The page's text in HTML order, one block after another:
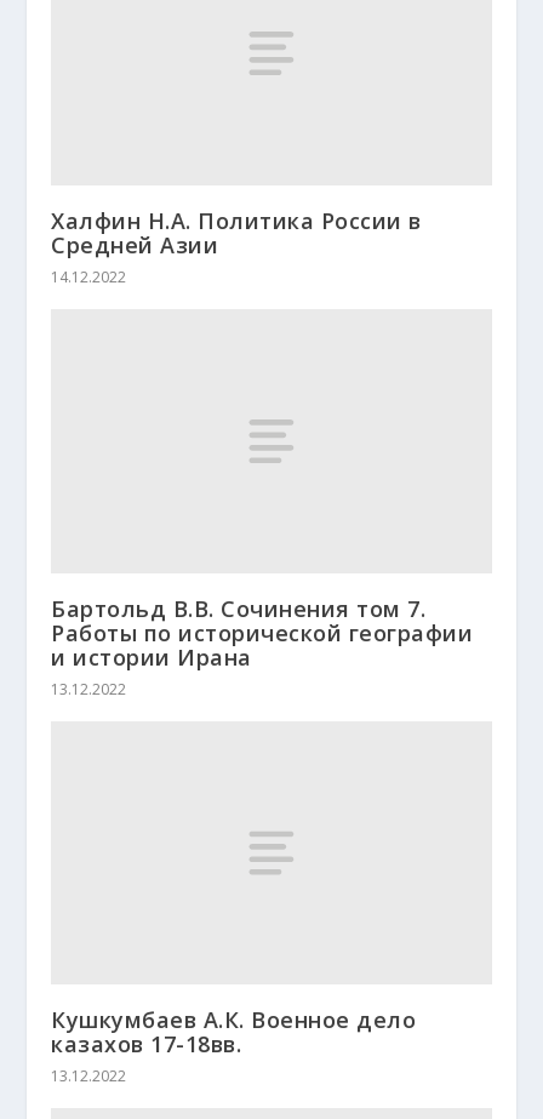
Халфин Н.А. Политика России в
Средней Азии
14.12.2022
Бартольд В.В. Сочинения том 7.
Работы по исторической географии
и истории Ирана
13.12.2022
Кушкумбаев А.К. Военное дело
казахов 17-18вв.
13.12.2022